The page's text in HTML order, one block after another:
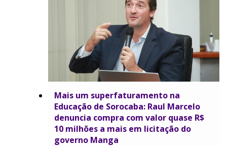
Mais um superfaturamento na
Educação de Sorocaba: Raul Marcelo
denuncia compra com valor quase R$
10 milhões a mais em licitação do
governo Manga